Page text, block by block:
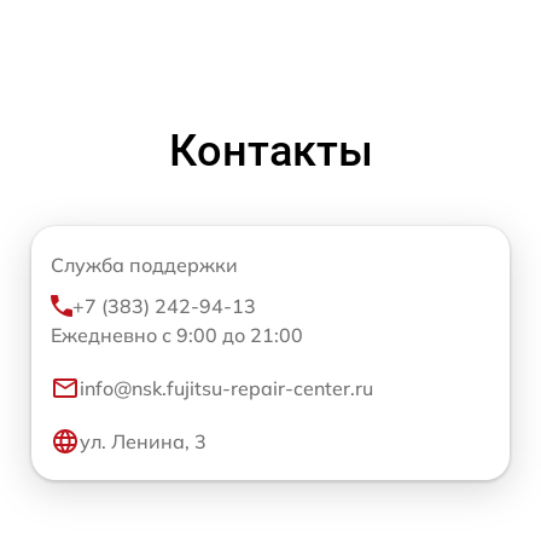
Контакты
Служба поддержки
+7 (383) 242-94-13
Ежедневно с 9:00 до 21:00
info@nsk.fujitsu-repair-center.ru
ул. Ленина, 3